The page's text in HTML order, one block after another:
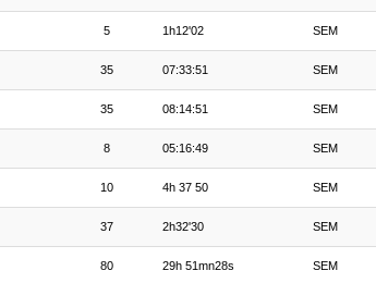
5 1h12'02 SEM
35 07:33:51 SEM
35 08:14:51 SEM
8 05:16:49 SEM
10 4h 37 50 SEM
37 2h32'30 SEM
80 29h 51mn28s SEM